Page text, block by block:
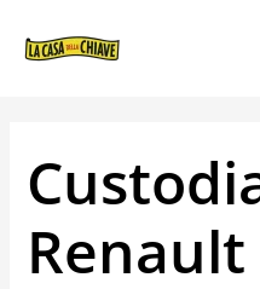
ARTICOLI